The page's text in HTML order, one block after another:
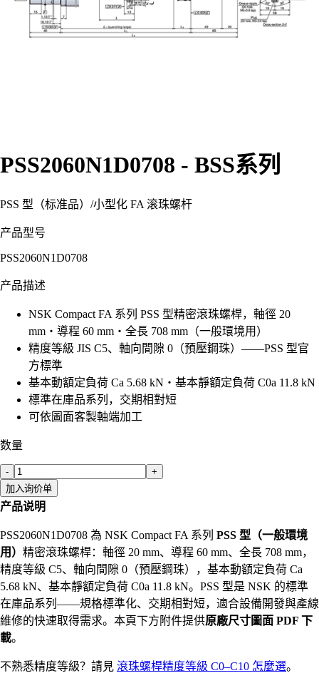
PSS2060N1D0708 - BSS系列
PSS 型（标准品） /小型化 FA 滚珠螺杆
产品型号
PSS2060N1D0708
产品描述
NSK Compact FA 系列 PSS 型精密滾珠螺桿，軸徑 20
mm・導程 60 mm・全長 708 mm（一般環境用）
精度等級 JIS C5、軸向間隙 0（預壓鋼珠）——PSS 型官
方標準
基本動額定負荷 Ca 5.68 kN・基本靜額定負荷 C0a 11.8 kN
標準在庫品系列，交期相對短
可依圖面客製軸端加工
数量
-
+
加入询价单
产品说明
PSS2060N1D0708 為 NSK Compact FA 系列 PSS 型（一般環境
用） 精密滾珠螺桿：軸徑 20 mm、導程 60 mm、全長 708 mm，
精度等級 C5、軸向間隙 0（預壓鋼珠），基本動額定負荷 Ca
5.68 kN、基本靜額定負荷 C0a 11.8 kN。PSS 型是 NSK 的標準
在庫品系列——規格標準化、交期相對短，適合設備開發與產線
維修的快速取得需求。本頁下方附件提供原廠尺寸圖面 PDF 下
載。
不熟悉精度等級？請見 滾珠螺桿精度等級 C0–C10 怎麼選。